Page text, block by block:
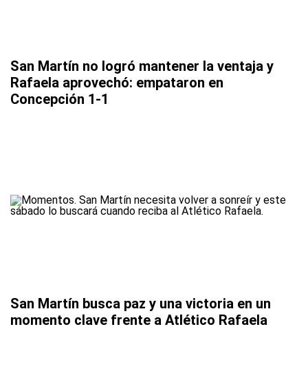
San Martín no logró mantener la ventaja y
Rafaela aprovechó: empataron en
Concepción 1-1
San Martín busca paz y una victoria en un
momento clave frente a Atlético Rafaela